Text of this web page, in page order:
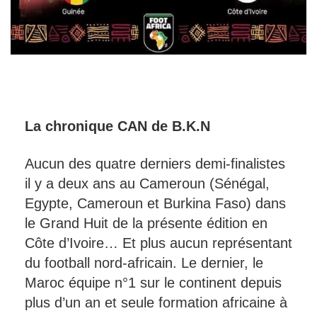
La chronique CAN de B.K.N
Aucun des quatre derniers demi-finalistes
il y a deux ans au Cameroun (Sénégal,
Egypte, Cameroun et Burkina Faso) dans
le Grand Huit de la présente édition en
Côte d’Ivoire… Et plus aucun représentant
du football nord-africain. Le dernier, le
Maroc équipe n°1 sur le continent depuis
plus d’un an et seule formation africaine à